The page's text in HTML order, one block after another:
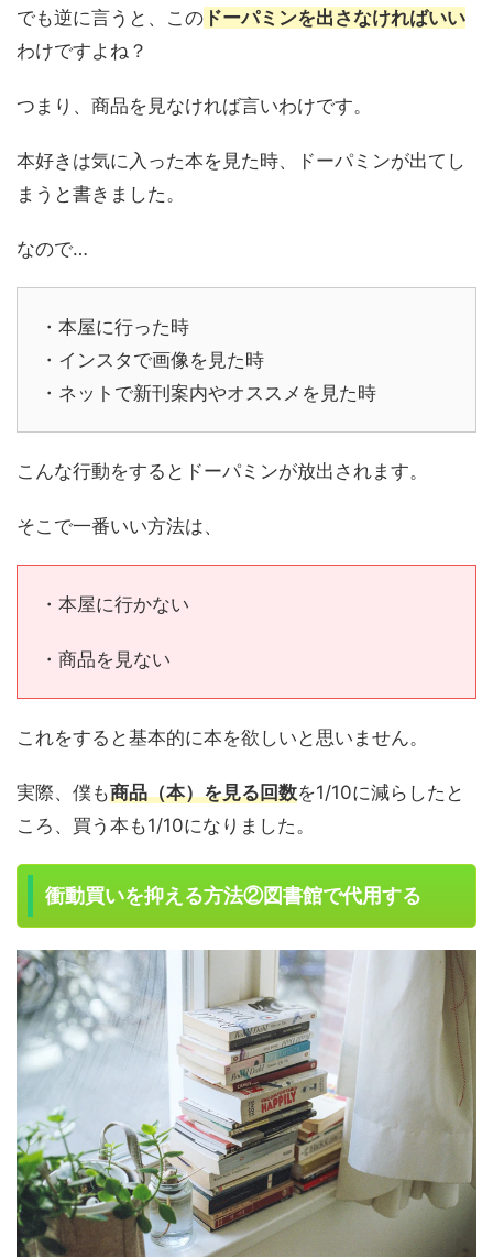
でも逆に言うと、この ドーパミンを出さなければいい
わけですよね？
つまり、商品を見なければ言いわけです。
本好きは気に入った本を見た時、ドーパミンが出てし
まうと書きました。
なので…
・本屋に行った時
・インスタで画像を見た時
・ネットで新刊案内やオススメを見た時
こんな行動をするとドーパミンが放出されます。
そこで一番いい方法は、
・本屋に行かない
・商品を見ない
これをすると基本的に本を欲しいと思いません。
実際、僕も商品（本）を見る回数を1/10に減らしたと
ころ、買う本も1/10になりました。
衝動買いを抑える方法②図書館で代用する